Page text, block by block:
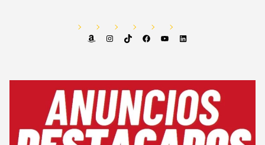
AmazonInstagram
TikTok FacebookYouTube